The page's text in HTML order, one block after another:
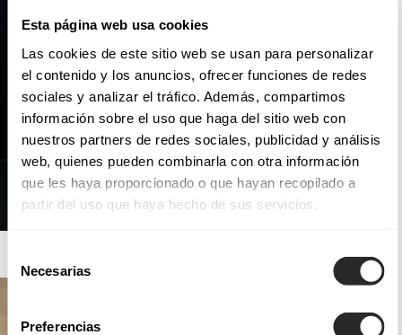
Esta página web usa cookies
Las cookies de este sitio web se usan para personalizar
el contenido y los anuncios, ofrecer funciones de redes
sociales y analizar el tráfico. Además, compartimos
información sobre el uso que haga del sitio web con
nuestros partners de redes sociales, publicidad y análisis
web, quienes pueden combinarla con otra información
que les haya proporcionado o que hayan recopilado a
partir del uso que haya hecho de sus servicios.
de Necesarias
Preferencias